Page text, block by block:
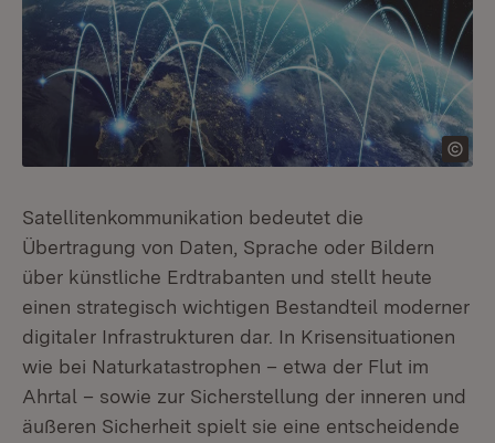
Satellitenkommunikation bedeutet die
Übertragung von Daten, Sprache oder Bildern
über künstliche Erdtrabanten und stellt heute
einen strategisch wichtigen Bestandteil moderner
digitaler Infrastrukturen dar. In Krisensituationen
wie bei Naturkatastrophen – etwa der Flut im
Ahrtal – sowie zur Sicherstellung der inneren und
äußeren Sicherheit spielt sie eine entscheidende